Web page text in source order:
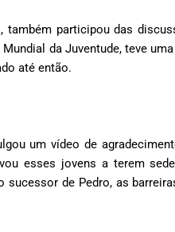
também participou das
da Juventude, teve
até então.
um vídeo de
esses jovens a terem
de Pedro, as